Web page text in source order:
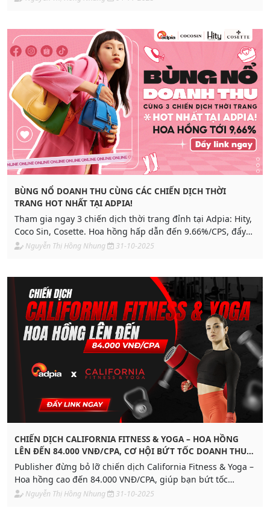
BÙNG NỔ DOANH THU CÙNG CÁC CHIẾN DỊCH THỜI
TRANG HOT NHẤT TẠI ADPIA!
Tham gia ngay 3 chiến dịch thời trang đỉnh tại Adpia: Hity,
Coco Sin, Cosette. Hoa hồng hấp dẫn đến 9.66%/CPS, đẩy
link dễ, đối soát nhanh!
Nguyễn Thị Hồng Nhung 31-10-2025
CHIẾN DỊCH CALIFORNIA FITNESS & YOGA – HOA HỒNG
LÊN ĐẾN 84.000 VNĐ/CPA, CƠ HỘI BỨT TỐC DOANH THU
CHO PUBLISHER TẠI ADPIA
Publisher đừng bỏ lỡ chiến dịch California Fitness & Yoga –
Hoa hồng cao đến 84.000 VNĐ/CPA, giúp bạn bứt tốc
doanh thu nhanh chóng cùng Adpia!
Nguyễn Thị Hồng Nhung 31-10-2025